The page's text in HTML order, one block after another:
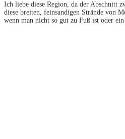
Ich liebe diese Region, da der Abschnitt
diese breiten, feinsandigen Strände von
wenn man nicht so gut zu Fuß ist oder